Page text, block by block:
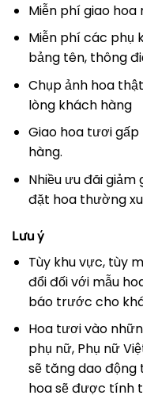
Miễn phí giao hoa
Miễn phí các phụ
bảng tên, thông
Chụp ảnh hoa
lòng khách hàng
Giao hoa tươi
hàng.
Nhiều ưu đãi
đặt hoa thường
Lưu ý
Tùy khu vực, tùy
đổi đối với mẫu
báo trước cho
Hoa tươi vào
phụ nữ, Phụ nữ
sẽ tăng dao động
hoa sẽ được tính